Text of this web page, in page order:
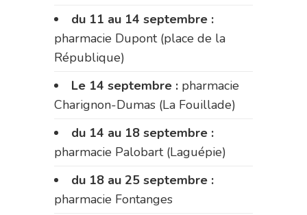
du 11 au 14 septembre :
pharmacie Dupont (place de la
République)
Le 14 septembre : pharmacie
Charignon-Dumas (La Fouillade)
du 14 au 18 septembre :
pharmacie Palobart (Laguépie)
du 18 au 25 septembre :
pharmacie Fontanges